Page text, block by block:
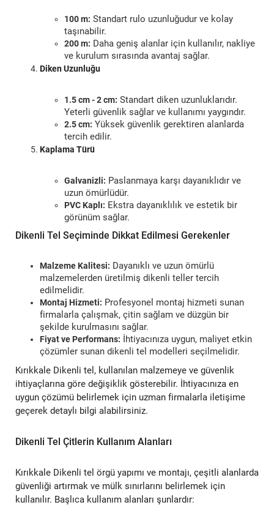
100 m: Standart rulo uzunluğudur ve kolay
taşınabilir.
200 m: Daha geniş alanlar için kullanılır, nakliye
ve kurulum sırasında avantaj sağlar.
Diken Uzunluğu
1.5 cm - 2 cm: Standart diken uzunluklarıdır.
Yeterli güvenlik sağlar ve kullanımı yaygındır.
2.5 cm: Yüksek güvenlik gerektiren alanlarda
tercih edilir.
Kaplama Türü
Galvanizli: Paslanmaya karşı dayanıklıdır ve
uzun ömürlüdür.
PVC Kaplı: Ekstra dayanıklılık ve estetik bir
görünüm sağlar.
Dikenli Tel Seçiminde Dikkat Edilmesi Gerekenler
Malzeme Kalitesi: Dayanıklı ve uzun ömürlü
malzemelerden üretilmiş dikenli teller tercih
edilmelidir.
Montaj Hizmeti: Profesyonel montaj hizmeti sunan
firmalarla çalışmak, çitin sağlam ve düzgün bir
şekilde kurulmasını sağlar.
Fiyat ve Performans: İhtiyacınıza uygun, maliyet etkin
çözümler sunan dikenli tel modelleri seçilmelidir.
Kırıkkale Dikenli tel, kullanılan malzemeye ve güvenlik
ihtiyaçlarına göre değişiklik gösterebilir. İhtiyacınıza en
uygun çözümü belirlemek için uzman firmalarla iletişime
geçerek detaylı bilgi alabilirsiniz.
Dikenli Tel Çitlerin Kullanım Alanları
Kırıkkale Dikenli tel örgü yapımı ve montajı, çeşitli alanlarda
güvenliği artırmak ve mülk sınırlarını belirlemek için
kullanılır. Başlıca kullanım alanları şunlardır: